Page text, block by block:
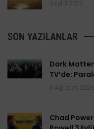
SON YAZILANLAR
Dark Matter
TV’de:
Chad